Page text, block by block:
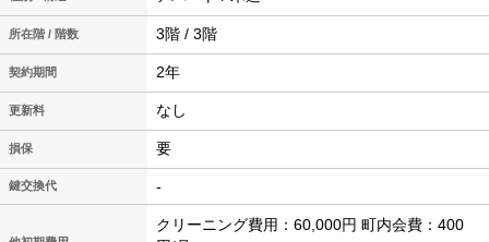
所在階 / 階数 3階 / 3階
契約期間 2年
更新料 なし
損保 要
鍵交換代 -
クリーニング費用：60,000円 町内会費：400